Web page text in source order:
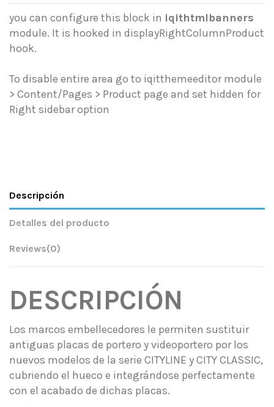
you can configure this block in iqithtmlbanners
module. It is hooked in displayRightColumnProduct
hook.
To disable entire area go to iqitthemeeditor module
> Content/Pages > Product page and set hidden for
Right sidebar option
Descripción
Detalles del producto
Reviews(0)
DESCRIPCIÓN
Los marcos embellecedores le permiten sustituir
antiguas placas de portero y videoportero por los
nuevos modelos de la serie CITYLINE y CITY CLASSIC,
cubriendo el hueco e integrándose perfectamente
con el acabado de dichas placas.